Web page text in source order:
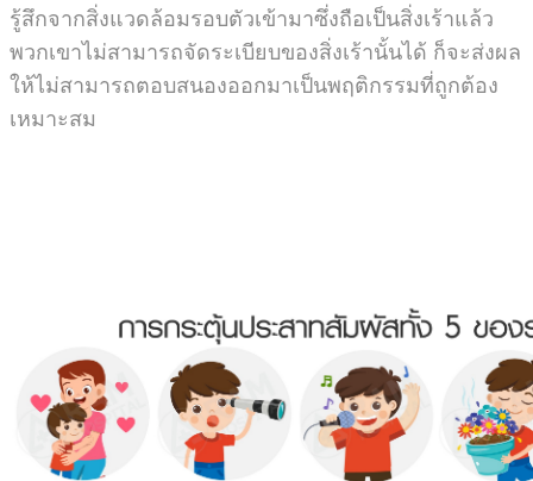
รู้สึกจากสิ่งแวดล้อมรอบตัวเข้ามาซึ่งถือเป็นสิ่งเร้าแล้ว
พวกเขาไม่สามารถจัดระเบียบของสิ่งเร้านั้นได้ ก็จะส่งผล
ให้ไม่สามารถตอบสนองออกมาเป็นพฤติกรรมที่ถูกต้อง
เหมาะสม